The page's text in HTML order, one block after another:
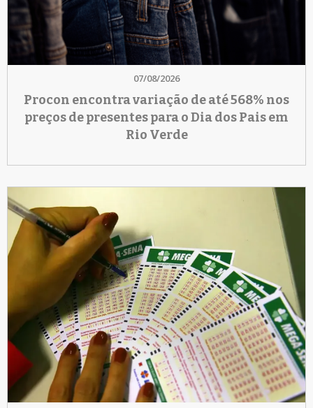
07/08/2026
Procon encontra variação de até 568% nos
preços de presentes para o Dia dos Pais em
Rio Verde